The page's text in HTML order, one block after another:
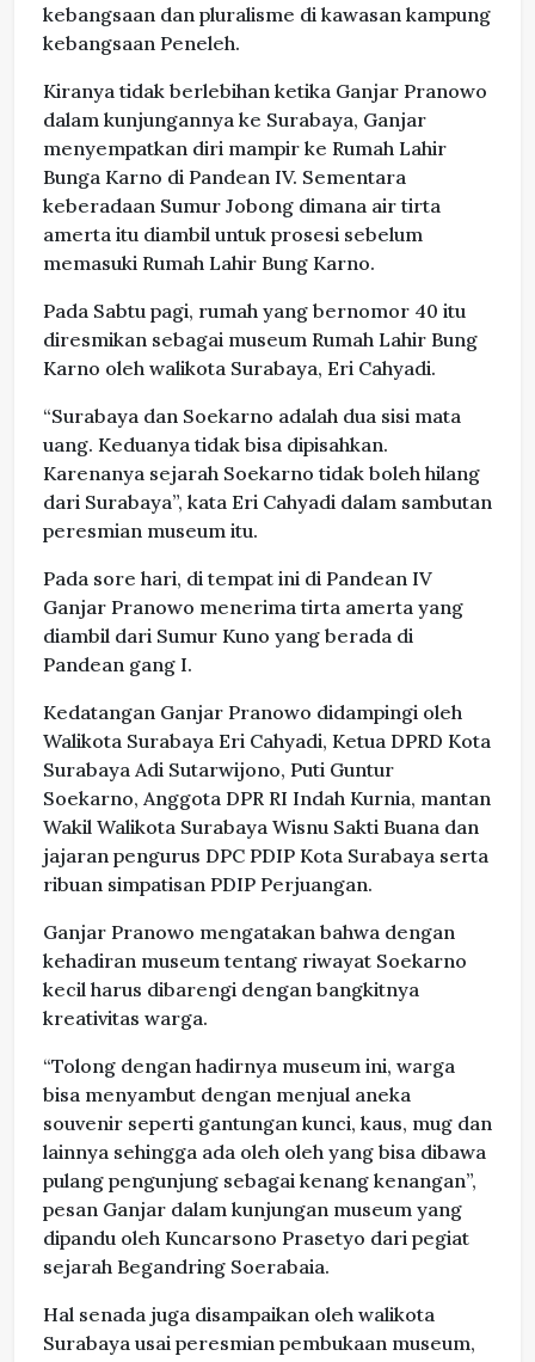
kebangsaan dan pluralisme di kawasan kampung
kebangsaan Peneleh.
Kiranya tidak berlebihan ketika Ganjar Pranowo
dalam kunjungannya ke Surabaya, Ganjar
menyempatkan diri mampir ke Rumah Lahir
Bunga Karno di Pandean IV. Sementara
keberadaan Sumur Jobong dimana air tirta
amerta itu diambil untuk prosesi sebelum
memasuki Rumah Lahir Bung Karno.
Pada Sabtu pagi, rumah yang bernomor 40 itu
diresmikan sebagai museum Rumah Lahir Bung
Karno oleh walikota Surabaya, Eri Cahyadi.
“Surabaya dan Soekarno adalah dua sisi mata
uang. Keduanya tidak bisa dipisahkan.
Karenanya sejarah Soekarno tidak boleh hilang
dari Surabaya”, kata Eri Cahyadi dalam sambutan
peresmian museum itu.
Pada sore hari, di tempat ini di Pandean IV
Ganjar Pranowo menerima tirta amerta yang
diambil dari Sumur Kuno yang berada di
Pandean gang I.
Kedatangan Ganjar Pranowo didampingi oleh
Walikota Surabaya Eri Cahyadi, Ketua DPRD Kota
Surabaya Adi Sutarwijono, Puti Guntur
Soekarno, Anggota DPR RI Indah Kurnia, mantan
Wakil Walikota Surabaya Wisnu Sakti Buana dan
jajaran pengurus DPC PDIP Kota Surabaya serta
ribuan simpatisan PDIP Perjuangan.
Ganjar Pranowo mengatakan bahwa dengan
kehadiran museum tentang riwayat Soekarno
kecil harus dibarengi dengan bangkitnya
kreativitas warga.
“Tolong dengan hadirnya museum ini, warga
bisa menyambut dengan menjual aneka
souvenir seperti gantungan kunci, kaus, mug dan
lainnya sehingga ada oleh oleh yang bisa dibawa
pulang pengunjung sebagai kenang kenangan”,
pesan Ganjar dalam kunjungan museum yang
dipandu oleh Kuncarsono Prasetyo dari pegiat
sejarah Begandring Soerabaia.
Hal senada juga disampaikan oleh walikota
Surabaya usai peresmian pembukaan museum,